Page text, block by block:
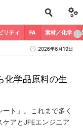
リティ FA 素材／化学
2026年6月19日
化学品原料の生
ト」。これまで多く
アとJFEエンジニア